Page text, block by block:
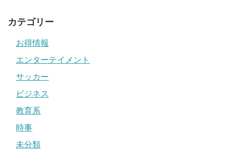
カテゴリー
お得情報
エンターテイメント
サッカー
ビジネス
教育系
時事
未分類